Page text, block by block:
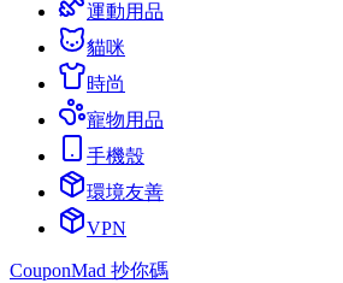
運動用品
貓咪
時尚
寵物用品
手機殼
環境友善
VPN
CouponMad 抄你碼